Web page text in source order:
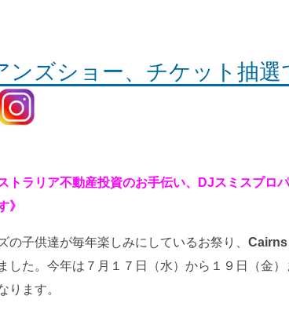
ンズショー、チケット抽選
ストラリア不動産投資のお手伝い、DJスミスプロ
》
の子供達が毎年楽しみにしているお祭り、 Cairns
した。今年は７月１７日（水）から１９日（金
ります。